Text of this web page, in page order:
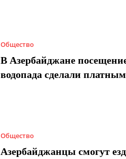
Общество
В Азербайджане
водопада сделали платным
Общество
Азербайджанцы смогут